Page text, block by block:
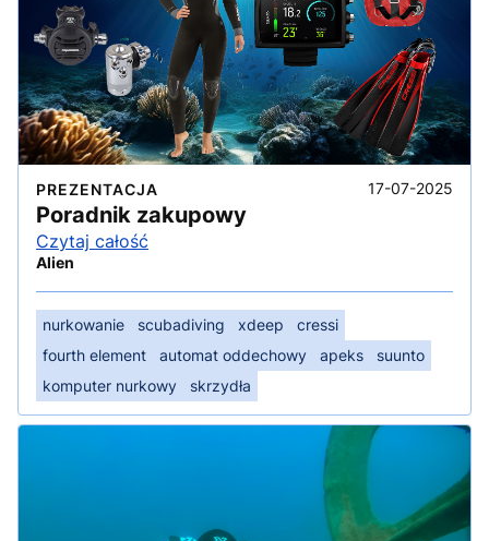
PREZENTACJA 17-07-2025
Poradnik zakupowy
Czytaj całość
Alien
nurkowanie scubadiving xdeep
cressi
fourth element
automat oddechowy apeks
suunto
komputer nurkowy
skrzydła